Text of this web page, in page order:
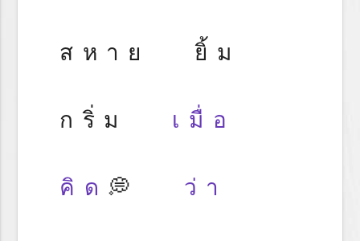
สหาย ยิ้ม
กริ่ม เมื่อ
คิด 💭 ว่า